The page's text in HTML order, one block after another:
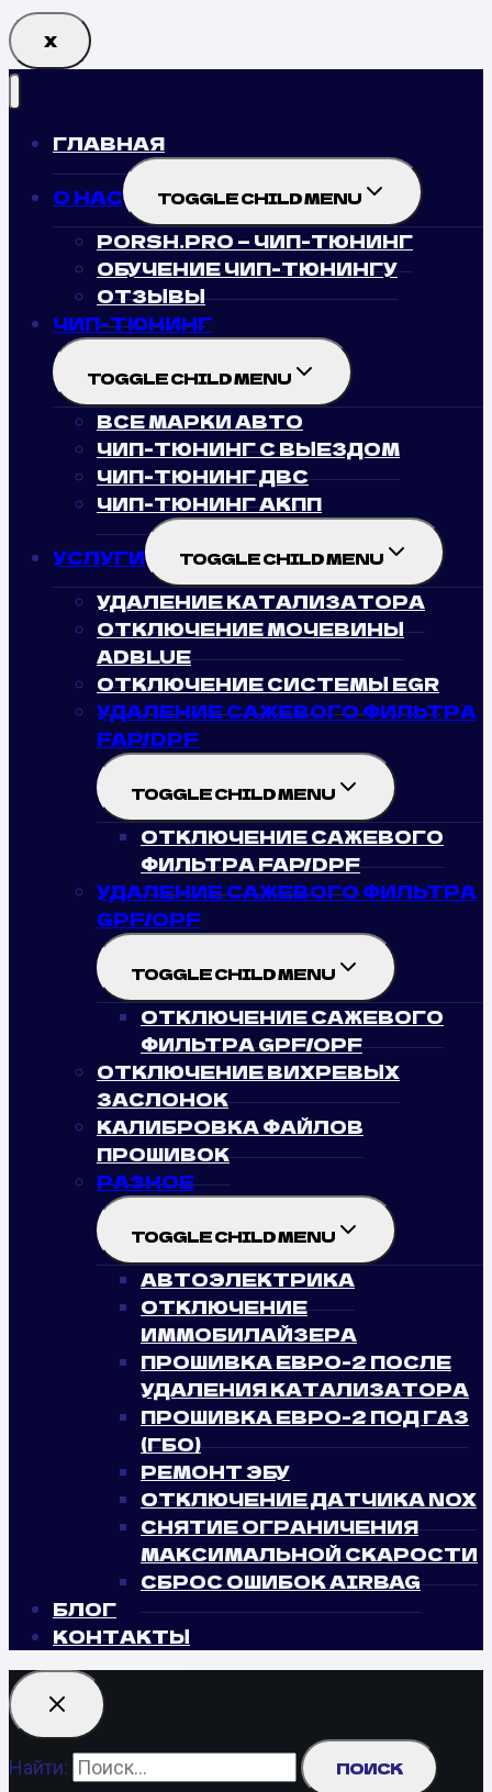
Х
ГЛАВНАЯ
О НАС TOGGLE CHILD MENU
PORSH.PRO — ЧИП-ТЮНИНГ
ОБУЧЕНИЕ ЧИП-ТЮНИНГУ
ОТЗЫВЫ
ЧИП-ТЮНИНГ
TOGGLE CHILD MENU
ВСЕ МАРКИ АВТО
ЧИП-ТЮНИНГ С ВЫЕЗДОМ
ЧИП-ТЮНИНГ ДВС
ЧИП-ТЮНИНГ АКПП
УСЛУГИ TOGGLE CHILD MENU
УДАЛЕНИЕ КАТАЛИЗАТОРА
ОТКЛЮЧЕНИЕ МОЧЕВИНЫ
ADBLUE
ОТКЛЮЧЕНИЕ СИСТЕМЫ EGR
УДАЛЕНИЕ САЖЕВОГО ФИЛЬТРА
FAP/DPF
TOGGLE CHILD MENU
ОТКЛЮЧЕНИЕ САЖЕВОГО
ФИЛЬТРА FAP/DPF
УДАЛЕНИЕ САЖЕВОГО ФИЛЬТРА
GPF/OPF
TOGGLE CHILD MENU
ОТКЛЮЧЕНИЕ САЖЕВОГО
ФИЛЬТРА GPF/OPF
ОТКЛЮЧЕНИЕ ВИХРЕВЫХ
ЗАСЛОНОК
КАЛИБРОВКА ФАЙЛОВ
ПРОШИВОК
РАЗНОЕ
TOGGLE CHILD MENU
АВТОЭЛЕКТРИКА
ОТКЛЮЧЕНИЕ
ИММОБИЛАЙЗЕРА
ПРОШИВКА ЕВРО-2 ПОСЛЕ
УДАЛЕНИЯ КАТАЛИЗАТОРА
ПРОШИВКА ЕВРО-2 ПОД ГАЗ
(ГБО)
РЕМОНТ ЭБУ
ОТКЛЮЧЕНИЕ ДАТЧИКА NOX
СНЯТИЕ ОГРАНИЧЕНИЯ
МАКСИМАЛЬНОЙ СКАРОСТИ
СБРОС ОШИБОК AIRBAG
БЛОГ
КОНТАКТЫ
Найти: